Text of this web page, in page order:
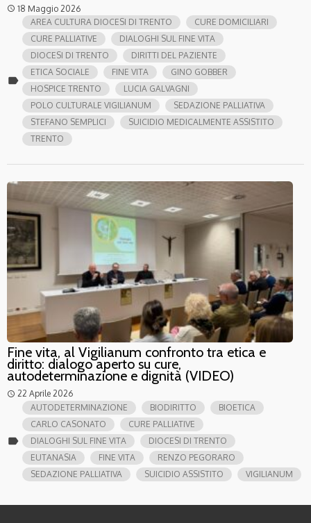
access_time 18 Maggio 2026
label
AREA CULTURA DIOCESI DI TRENTO
CURE DOMICILIARI
CURE PALLIATIVE
DIALOGHI SUL FINE VITA
DIOCESI DI TRENTO
DIRITTI DEL PAZIENTE
ETICA SOCIALE
FINE VITA
GINO GOBBER
HOSPICE TRENTO
LUCIA GALVAGNI
POLO CULTURALE VIGILIANUM
SEDAZIONE PALLIATIVA
STEFANO SEMPLICI
SUICIDIO MEDICALMENTE ASSISTITO
TRENTO
Fine vita, al Vigilianum confronto tra etica e
diritto: dialogo aperto su cure,
autodeterminazione e dignità (VIDEO)
access_time 22 Aprile 2026
label
AUTODETERMINAZIONE BIODIRITTO
BIOETICA
CARLO CASONATO
CURE PALLIATIVE
DIALOGHI SUL FINE VITA
DIOCESI DI TRENTO
EUTANASIA
FINE VITA
RENZO PEGORARO
SEDAZIONE PALLIATIVA
SUICIDIO ASSISTITO VIGILIANUM